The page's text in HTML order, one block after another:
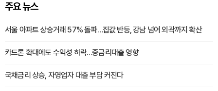
주요 뉴스
서울 아파트 상승거래 57% 돌파…집값 반등, 강남 넘어 외곽까지 확산
카드론 확대에도 수익성 하락…중금리대출 영향
국채금리 상승, 자영업자 대출 부담 커진다